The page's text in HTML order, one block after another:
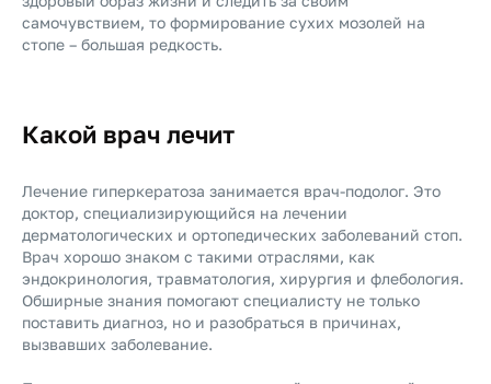
самочувствием, то формирование сухих мозолей на
стопе – большая редкость.
Какой врач лечит
Лечение гиперкератоза занимается врач-подолог. Это
доктор, специализирующийся на лечении
дерматологических и ортопедических заболеваний стоп.
Врач хорошо знаком с такими отраслями, как
эндокринология, травматология, хирургия и флебология.
Обширные знания помогают специалисту не только
поставить диагноз, но и разобраться в причинах,
вызвавших заболевание.